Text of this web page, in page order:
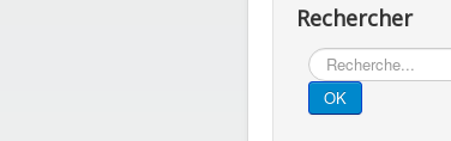
Rechercher
Rechercher
OK